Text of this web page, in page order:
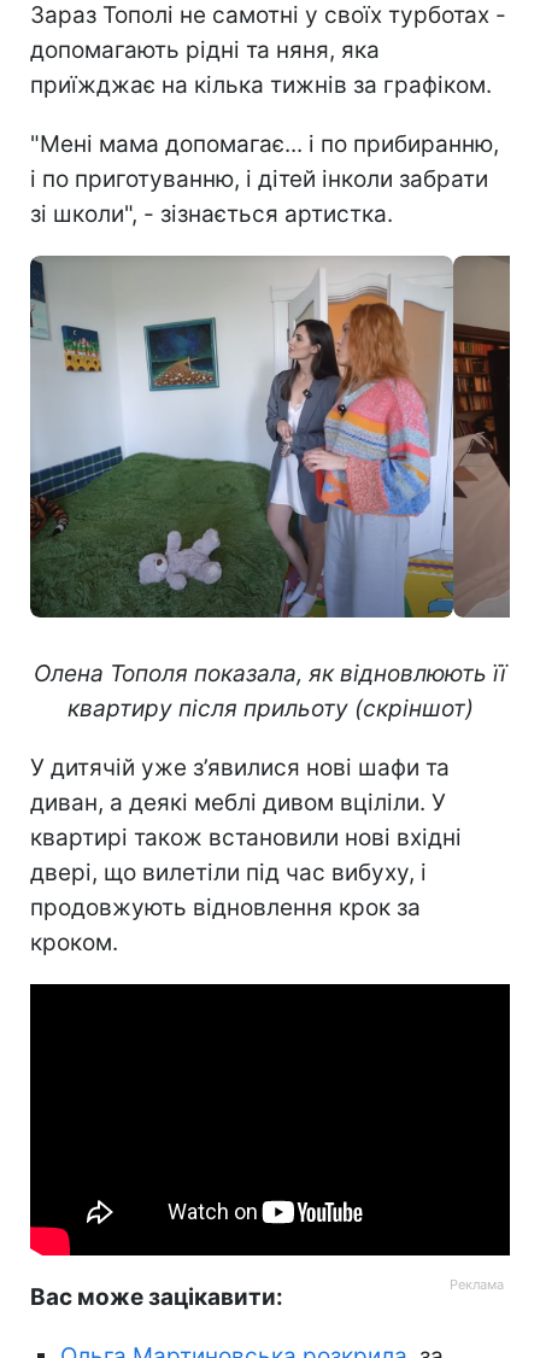
Зараз Тополі не самотні у своїх турботах -
допомагають рідні та няня, яка
приїжджає на кілька тижнів за графіком.
"Мені мама допомагає... і по прибиранню,
і по приготуванню, і дітей інколи забрати
зі школи", - зізнається артистка.
Олена Тополя показала, як відновлюють її
квартиру після прильоту (скріншот)
У дитячій уже з’явилися нові шафи та
диван, а деякі меблі дивом вціліли. У
квартирі також встановили нові вхідні
двері, що вилетіли під час вибуху, і
продовжують відновлення крок за
кроком.
Вас може зацікавити: